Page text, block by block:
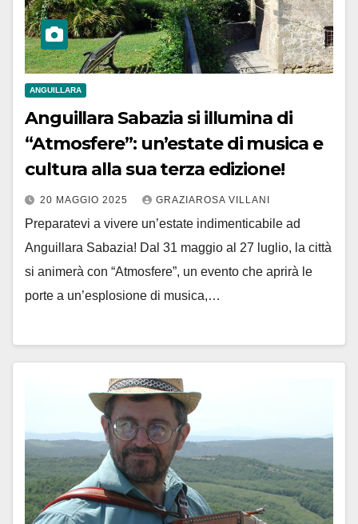
ANGUILLARA
Anguillara Sabazia si illumina di
“Atmosfere”: un’estate di musica e
cultura alla sua terza edizione!
20 MAGGIO 2025 GRAZIAROSA VILLANI
Preparatevi a vivere un’estate indimenticabile ad
Anguillara Sabazia! Dal 31 maggio al 27 luglio, la città
si animerà con “Atmosfere”, un evento che aprirà le
porte a un’esplosione di musica,…